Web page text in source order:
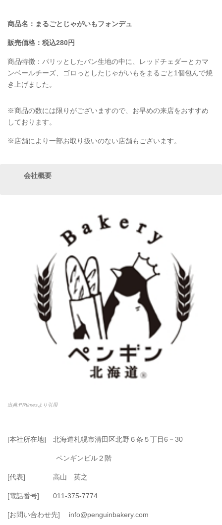
商品名：まるごとじゃがいもフォンデュ
販売価格：税込280円
商品特徴：パリッとしたパン生地の中に、レッドチェダーとカマ
ンベールチーズ、ゴロっとしたじゃがいもをまるごと1個包んで焼
き上げました。
※商品の数には限りがございますので、お早めの来店をおすすめ
しております。
※店舗により一部お取り扱いのない店舗もございます。
会社概要
出典:PRtimesより引用
[本社所在地] 北海道札幌市清田区北野６条５丁目6－30
ペンギンビル２階
[代表] 高山 英之
[電話番号] 011-375-7774
[お問い合わせ先] info@penguinbakery.com